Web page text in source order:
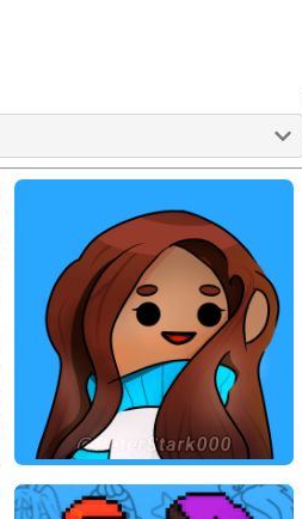
Fan Art by PeterStark000
PeterStark000
14/01/2021